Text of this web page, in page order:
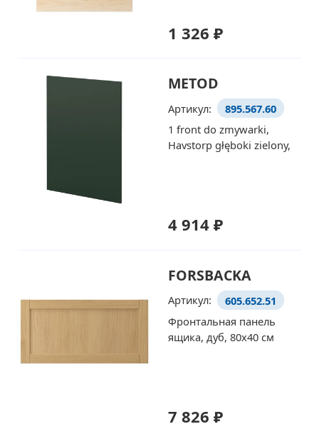
1 326 ₽
METOD
Артикул:
895.567.60
1 front do zmywarki,
Havstorp głęboki zielony,
4 914 ₽
FORSBACKA
Артикул:
605.652.51
Фронтальная панель
ящика, дуб, 80x40 см
7 826 ₽